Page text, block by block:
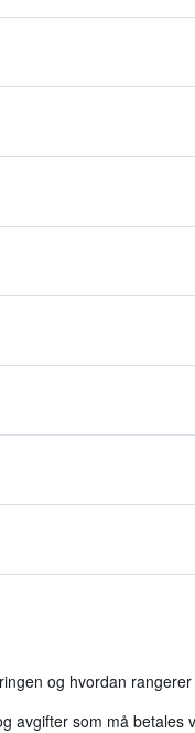
og hvordan
avgifter som må betales